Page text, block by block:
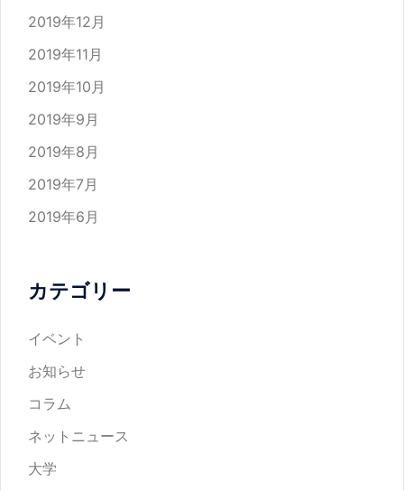
2019年12月
2019年11月
2019年10月
2019年9月
2019年8月
2019年7月
2019年6月
カテゴリー
イベント
お知らせ
コラム
ネットニュース
大学